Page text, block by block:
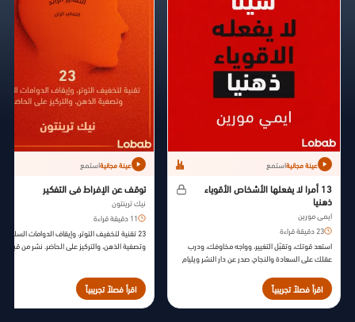
عينة مجانيةاستمع
13 أمرا لا يفعلها الأشخاص الأقوياء
ذهنيا
ايمي مورين
23 دقيقة قراءة
استعد قوتك، وتقبّل التغيير، وواجه مخاوفك، ودرب
عقلك على السعادة والنجاح، صدر عن دار النشر ويليام
اقرأ فصلاً تجريبياً
عينة مجانيةاستمع
توقف عن الإفراط في التفكير
نيك ترينتون
11 دقيقة قراءة
23 تقنية لتخفيف التوتر، وإيقاف الدوامات السلبية،
وتصفية الذهن، والتركيز على الحاضر. نشر من قبل
اقرأ فصلاً تجريبياً